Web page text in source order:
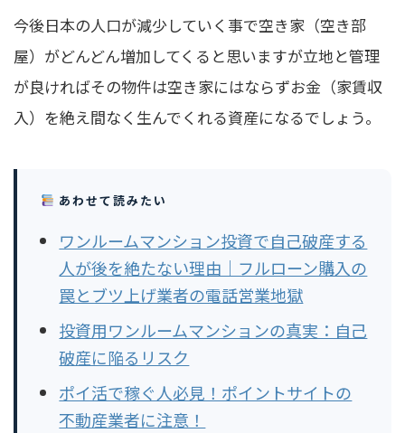
今後日本の人口が減少していく事で空き家（空き部
屋）がどんどん増加してくると思いますが立地と管理
が良ければその物件は空き家にはならずお金（家賃収
入）を絶え間なく生んでくれる資産になるでしょう。
あわせて読みたい
ワンルームマンション投資で自己破産する
人が後を絶たない理由｜フルローン購入の
罠とブツ上げ業者の電話営業地獄
投資用ワンルームマンションの真実：自己
破産に陥るリスク
ポイ活で稼ぐ人必見！ポイントサイトの
不動産業者に注意！